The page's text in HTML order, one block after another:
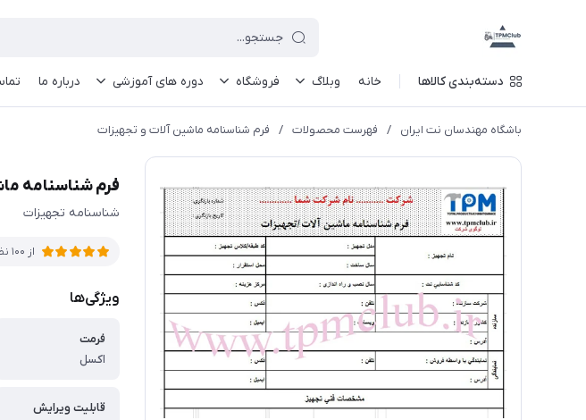
دسته‌بندی کالاها خانه وبلاگ فروشگاه دوره های آموزشی درباره ما
باشگاه مهندسان نت ایران / فهرست محصولات / فرم شناسنامه ماشين آلات و تجهيزات
فرم شناسنامه
شناسنامه تجهیزات
از 100 نظر
ویژگی‌ها
فرمت
اکسل
قابلیت ویرایش